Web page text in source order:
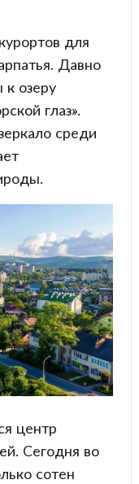
для
Давно
к озеру
глаз».
среди
центр
Сегодня во
сотен